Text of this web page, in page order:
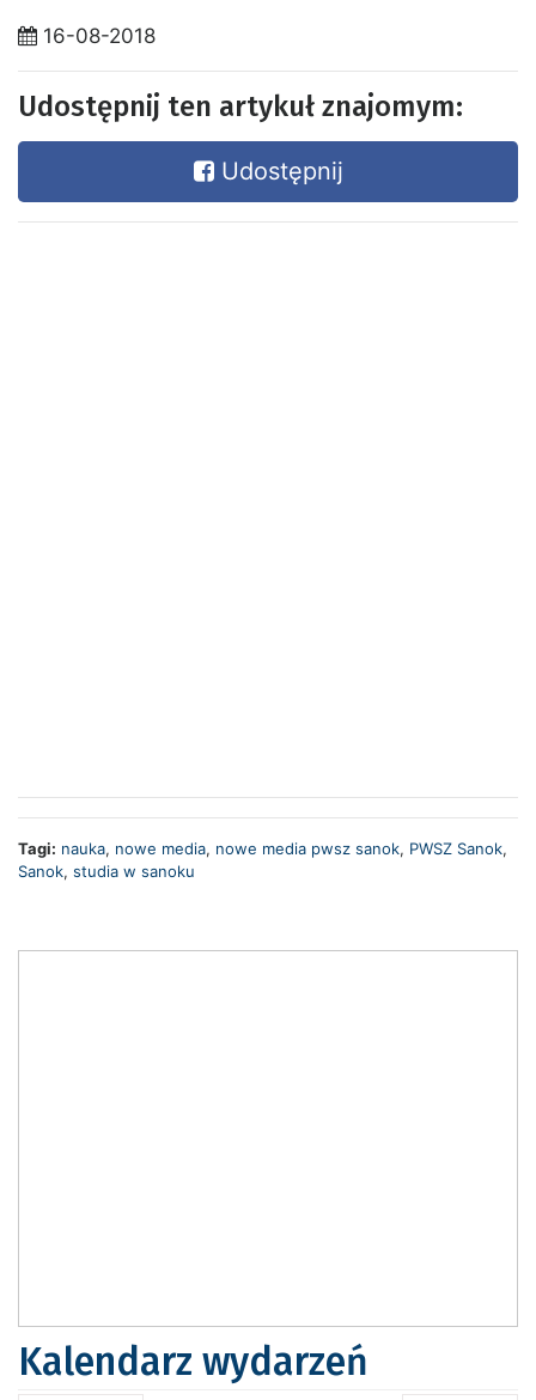
16-08-2018
Udostępnij ten artykuł znajomym:
Udostępnij
Tagi: nauka, nowe media, nowe media pwsz sanok, PWSZ Sanok,
Sanok, studia w sanoku
Kalendarz wydarzeń